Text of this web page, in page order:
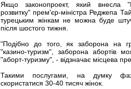
Якщо законопроект, який внесла
розвитку" прем'єр-міністра Реджепа
турецьким жінкам не можна буде
після шостого тижня.
"Подібно до того, як заборона на
"казино-туризм", заборона абортів
"аборт-туризму", - відзначає місцева
Такими послугами, на думку
скористатися 30-40 тисяч жінок.